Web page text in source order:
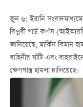
জুন ৬: ইরানি
বিপ্লবী গার্ড কর্পস
জানিয়েছে, মার্কিন বিমান
বাহিনীর ঘাঁটি এবং
ক্ষেপণাস্ত্র হামলা চালিয়েছে।